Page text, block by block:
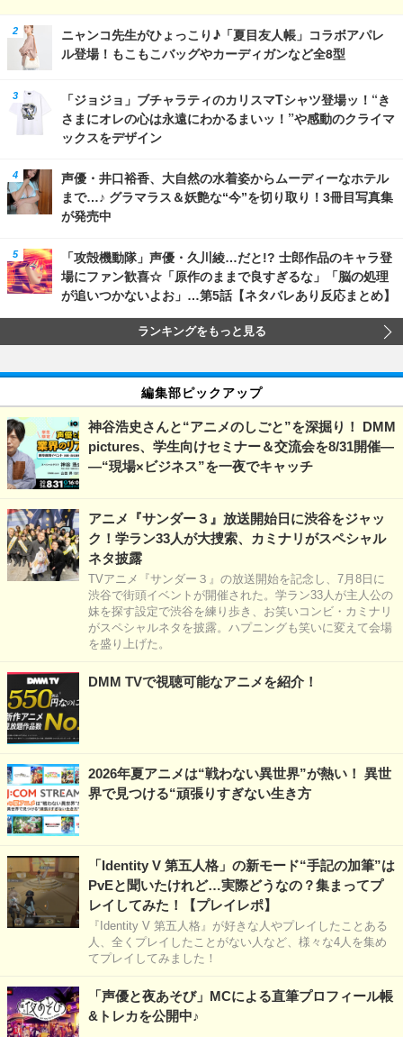
ニャンコ先生がひょっこり♪「夏目友人帳」コラボアパレ
ル登場！もこもこバッグやカーディガンなど全8型
「ジョジョ」ブチャラティのカリスマTシャツ登場ッ！“き
さまにオレの心は永遠にわかるまいッ！”や感動のクライマ
ックスをデザイン
声優・井口裕香、大自然の水着姿からムーディーなホテル
まで…♪ グラマラス＆妖艶な“今”を切り取り！3冊目写真集
が発売中
「攻殻機動隊」声優・久川綾…だと!? 士郎作品のキャラ登
場にファン歓喜☆「原作のままで良すぎるな」「脳の処理
が追いつかないよお」…第5話【ネタバレあり反応まとめ】
ランキングをもっと見る
編集部ピックアップ
神谷浩史さんと“アニメのしごと”を深掘り！ DMM
pictures、学生向けセミナー＆交流会を8/31開催―
―“現場×ビジネス”を一夜でキャッチ
アニメ『サンダー３』放送開始日に渋谷をジャッ
ク！学ラン33人が大捜索、カミナリがスペシャル
ネタ披露
TVアニメ『サンダー３』の放送開始を記念し、7月8日に
渋谷で街頭イベントが開催された。学ラン33人が主人公の
妹を探す設定で渋谷を練り歩き、お笑いコンビ・カミナリ
がスペシャルネタを披露。ハプニングも笑いに変えて会場
を盛り上げた。
DMM TVで視聴可能なアニメを紹介！
2026年夏アニメは“戦わない異世界”が熱い！ 異世
界で見つける“頑張りすぎない生き方
「Identity V 第五人格」の新モード“手記の加筆”は
PvEと聞いたけれど…実際どうなの？集まってプ
レイしてみた！【プレイレポ】
『Identity V 第五人格』が好きな人やプレイしたことある
人、全くプレイしたことがない人など、様々な4人を集め
てプレイしてみました！
「声優と夜あそび」MCによる直筆プロフィール帳
&トレカを公開中♪